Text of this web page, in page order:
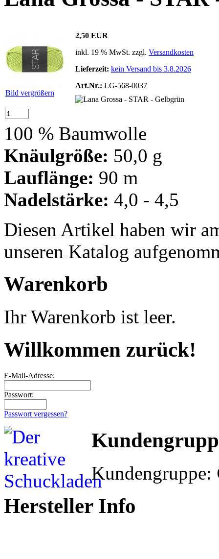
Bild vergrößern
2,50 EUR
inkl. 19 % MwSt. zzgl. Versandkosten
Lieferzeit: kein Versand bis 3.8.2026
Art.Nr.: LG-568-0037
100 % Baumwolle
Knäulgröße: 50,0 g
Lauflänge: 90 m
Nadelstärke: 4,0 - 4,5
Diesen Artikel haben wir
unseren Katalog
Warenkorb
Ihr Warenkorb ist leer.
Willkommen zurück!
E-Mail-Adresse:
Passwort:
Passwort vergessen?
Kundengruppe:
Hersteller Info